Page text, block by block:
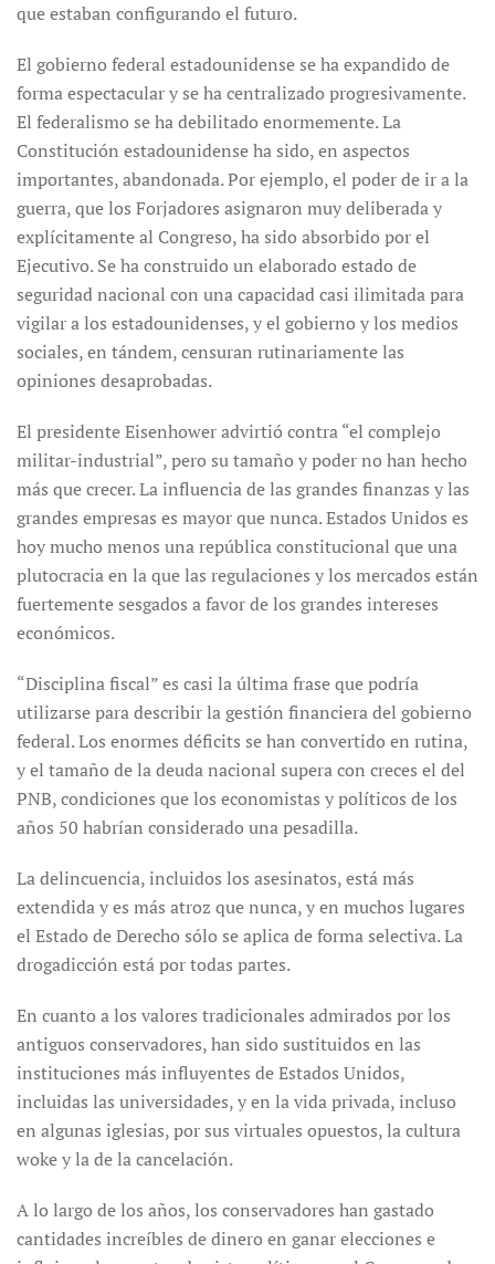
que estaban configurando el futuro.
El gobierno federal estadounidense se ha expandido de
forma espectacular y se ha centralizado progresivamente.
El federalismo se ha debilitado enormemente. La
Constitución estadounidense ha sido, en aspectos
importantes, abandonada. Por ejemplo, el poder de ir a la
guerra, que los Forjadores asignaron muy deliberada y
explícitamente al Congreso, ha sido absorbido por el
Ejecutivo. Se ha construido un elaborado estado de
seguridad nacional con una capacidad casi ilimitada para
vigilar a los estadounidenses, y el gobierno y los medios
sociales, en tándem, censuran rutinariamente las
opiniones desaprobadas.
El presidente Eisenhower advirtió contra “el complejo
militar-industrial”, pero su tamaño y poder no han hecho
más que crecer. La influencia de las grandes finanzas y las
grandes empresas es mayor que nunca. Estados Unidos es
hoy mucho menos una república constitucional que una
plutocracia en la que las regulaciones y los mercados están
fuertemente sesgados a favor de los grandes intereses
económicos.
“Disciplina fiscal” es casi la última frase que podría
utilizarse para describir la gestión financiera del gobierno
federal. Los enormes déficits se han convertido en rutina,
y el tamaño de la deuda nacional supera con creces el del
PNB, condiciones que los economistas y políticos de los
años 50 habrían considerado una pesadilla.
La delincuencia, incluidos los asesinatos, está más
extendida y es más atroz que nunca, y en muchos lugares
el Estado de Derecho sólo se aplica de forma selectiva. La
drogadicción está por todas partes.
En cuanto a los valores tradicionales admirados por los
antiguos conservadores, han sido sustituidos en las
instituciones más influyentes de Estados Unidos,
incluidas las universidades, y en la vida privada, incluso
en algunas iglesias, por sus virtuales opuestos, la cultura
woke y la de la cancelación.
A lo largo de los años, los conservadores han gastado
cantidades increíbles de dinero en ganar elecciones e